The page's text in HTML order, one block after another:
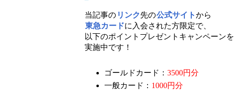
当記事の リンク先の公式サイトから
東急カードに入会された方限定で、
以下のポイントプレゼントキャンペーンを
実施中です！
ゴールドカード： 3500円分
一般カード： 1000円分